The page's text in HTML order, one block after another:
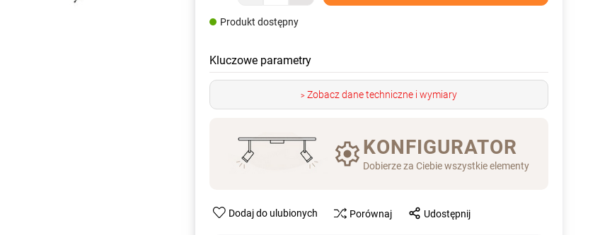
Produkt dostępny
Kluczowe parametry
> Zobacz dane techniczne i wymiary
KONFIGURATOR
Dobierze za Ciebie wszystkie elementy
Dodaj do ulubionych Porównaj Udostępnij